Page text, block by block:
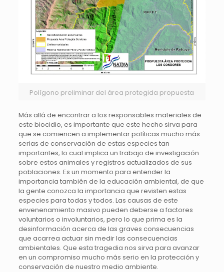
Polígono preliminar del área protegida propuesta
Más allá de encontrar a los responsables materiales de
este biocidio, es importante que este hecho sirva para
que se comiencen a implementar políticas mucho más
serias de conservación de estas especies tan
importantes, lo cual implica un trabajo de investigación
sobre estos animales y registros actualizados de sus
poblaciones. Es un momento para entender la
importancia también de la educación ambiental, de que
la gente conozca la importancia que revisten estas
especies para todas y todos. Las causas de este
envenenamiento masivo pueden deberse a factores
voluntarios o involuntarios, pero lo que prima es la
desinformación acerca de las graves consecuencias
que acarrea actuar sin medir las consecuencias
ambientales. Que esta tragedia nos sirva para avanzar
en un compromiso mucho más serio en la protección y
conservación de nuestro medio ambiente.